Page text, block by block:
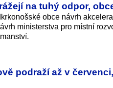
na tuhý odpor,
obce návrh
ministerstva pro místní
podraží až v